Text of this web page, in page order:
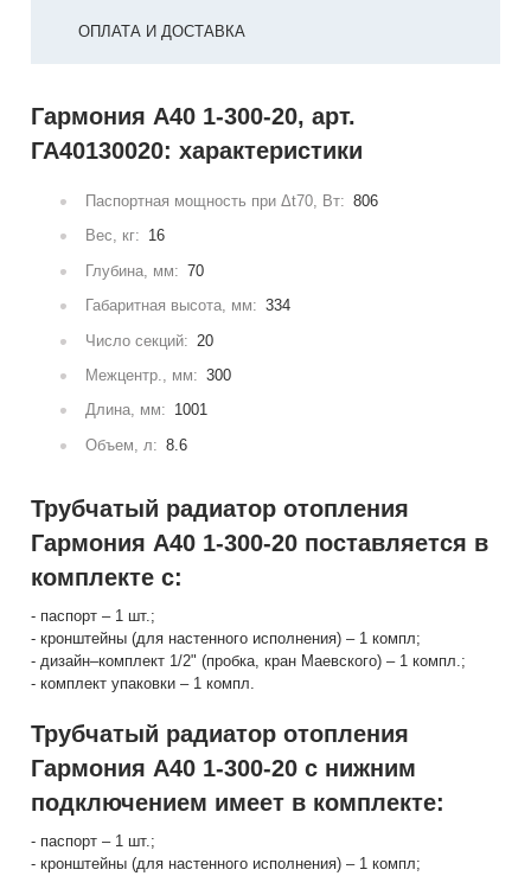
ОПЛАТА И ДОСТАВКА
Гармония А40 1-300-20, арт.
ГА40130020: характеристики
Паспортная мощность при Δt70, Вт: 806
Вес, кг: 16
Глубина, мм: 70
Габаритная высота, мм: 334
Число секций: 20
Межцентр., мм: 300
Длина, мм: 1001
Объем, л: 8.6
Трубчатый радиатор отопления
Гармония А40 1-300-20 поставляется в
комплекте с:
- паспорт – 1 шт.;
- кронштейны (для настенного исполнения) – 1 компл;
- дизайн–комплект 1/2" (пробка, кран Маевского) – 1 компл.;
- комплект упаковки – 1 компл.
Трубчатый радиатор отопления
Гармония А40 1-300-20 с нижним
подключением имеет в комплекте:
- паспорт – 1 шт.;
- кронштейны (для настенного исполнения) – 1 компл;